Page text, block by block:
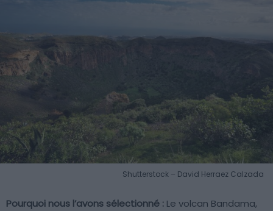
Shutterstock – David Herraez Calzada
Pourquoi nous l’avons sélectionné : Le volcan Bandama,